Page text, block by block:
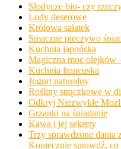
Słodycze bio- czy
Lody deserowe
Królowa sałatek
Smaczne pieczywo
Kuchnia japońska
Magiczna moc olejków
Kuchnia francuska
Jogurt naturalny
Rośliny strączkowe w
Odkryj Niezwykłe
Grzanki na śniadanie
Kawa i jej sekrety
Trzy sprawdzone dania
Koniecznie sprawdź,